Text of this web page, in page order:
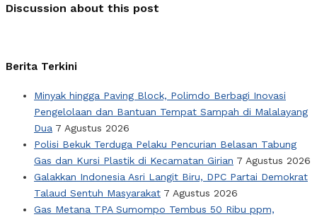
Discussion about this post
Berita Terkini
Minyak hingga Paving Block, Polimdo Berbagi Inovasi
Pengelolaan dan Bantuan Tempat Sampah di Malalayang
Dua 7 Agustus 2026
Polisi Bekuk Terduga Pelaku Pencurian Belasan Tabung
Gas dan Kursi Plastik di Kecamatan Girian 7 Agustus 2026
Galakkan Indonesia Asri Langit Biru, DPC Partai Demokrat
Talaud Sentuh Masyarakat 7 Agustus 2026
Gas Metana TPA Sumompo Tembus 50 Ribu ppm,